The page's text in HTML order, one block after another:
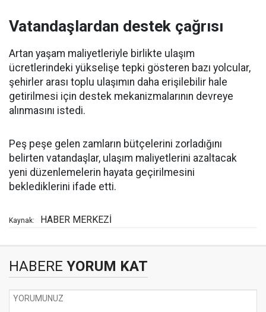
Vatandaşlardan destek çağrısı
Artan yaşam maliyetleriyle birlikte ulaşım
ücretlerindeki yükselişe tepki gösteren bazı yolcular,
şehirler arası toplu ulaşımın daha erişilebilir hale
getirilmesi için destek mekanizmalarının devreye
alınmasını istedi.
Peş peşe gelen zamların bütçelerini zorladığını
belirten vatandaşlar, ulaşım maliyetlerini azaltacak
yeni düzenlemelerin hayata geçirilmesini
beklediklerini ifade etti.
Kaynak: HABER MERKEZİ
HABERE YORUM KAT